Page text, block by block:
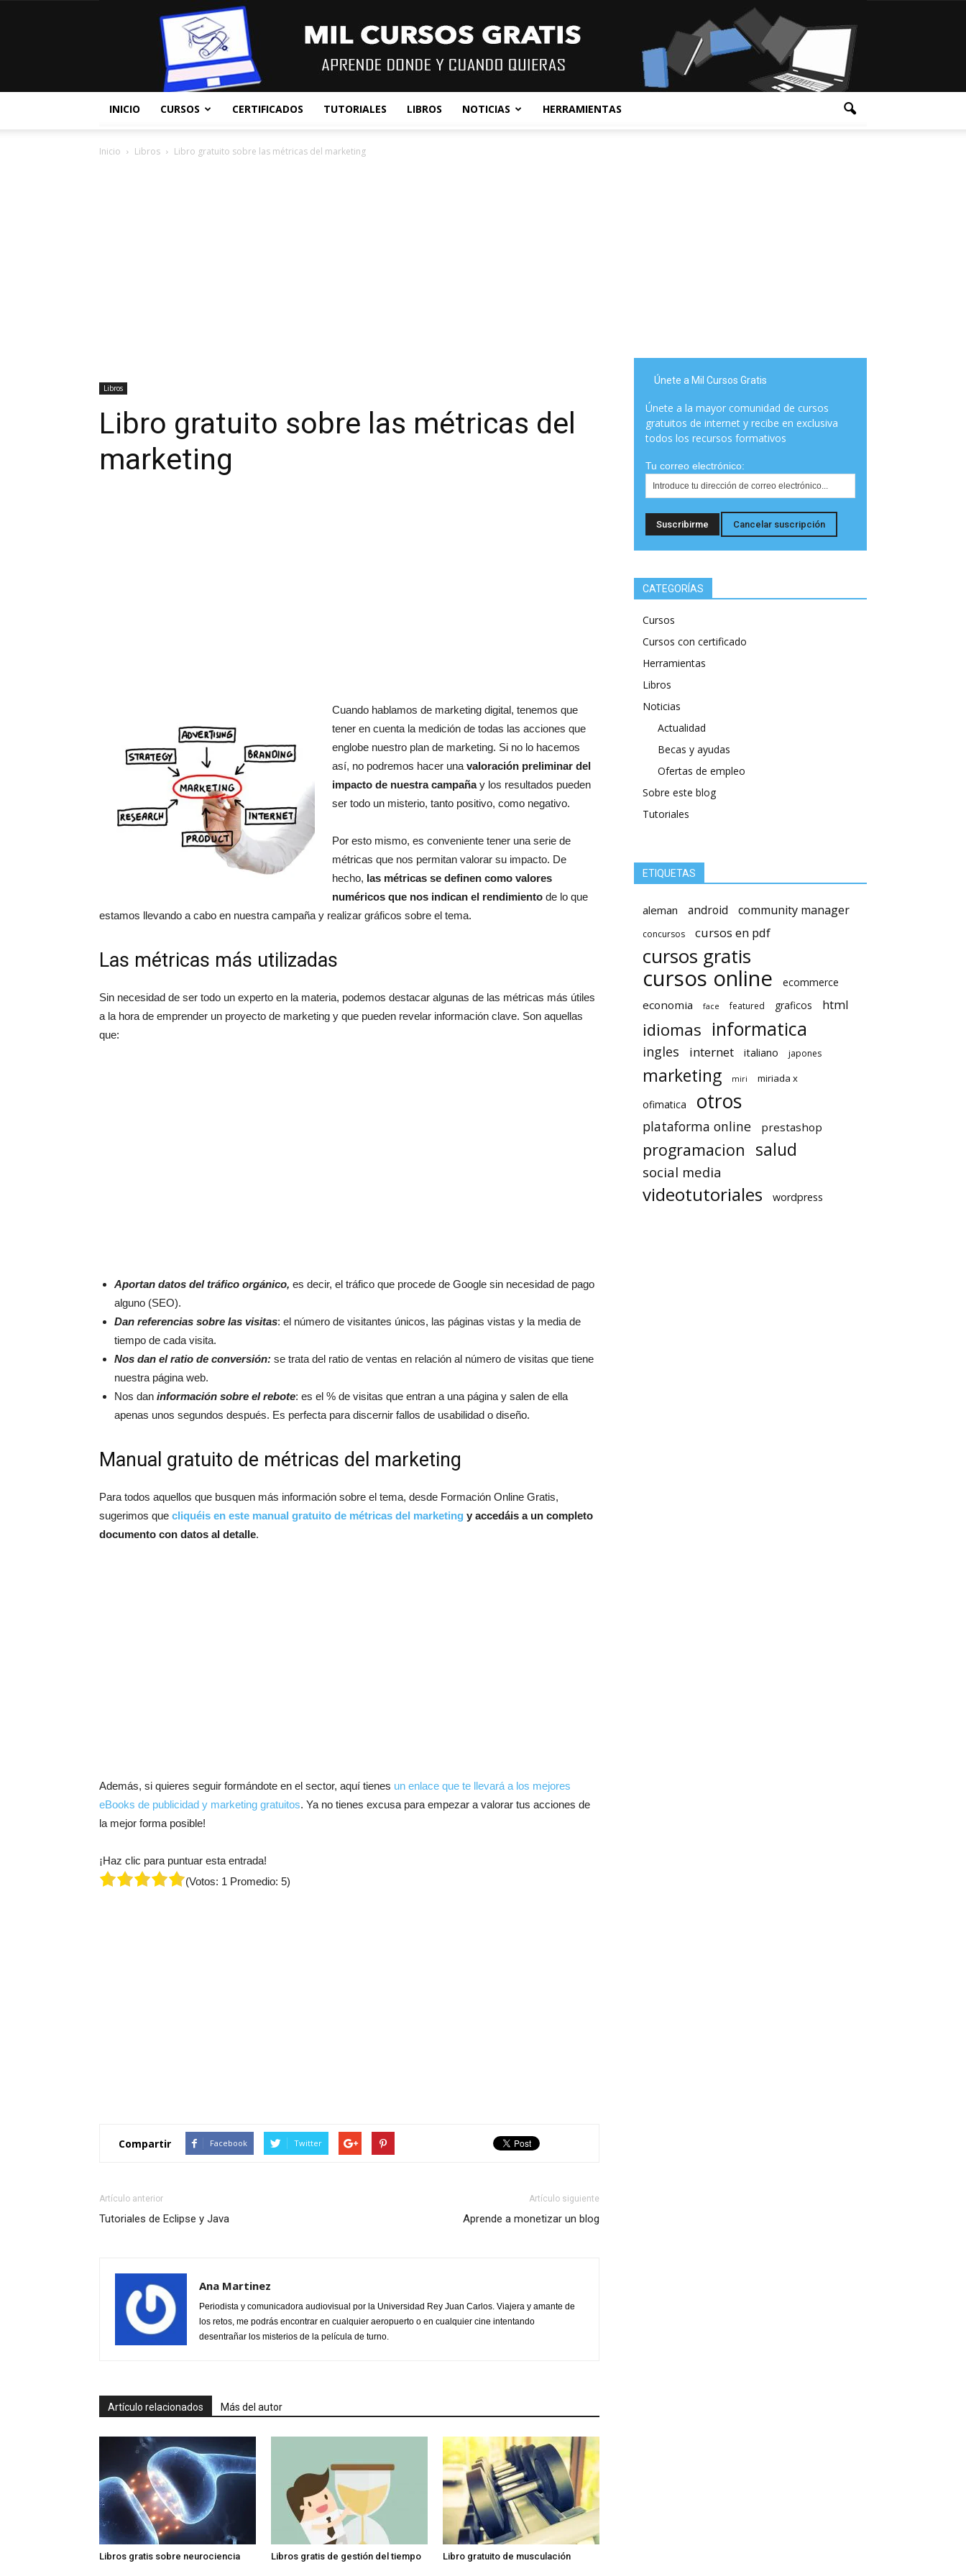
INICIO CURSOS CERTIFICADOS TUTORIALES LIBROS NOTICIAS HERRAMIENTAS
Inicio Libros Libro gratuito sobre las métricas del marketing
Libros
Libro gratuito sobre las métricas del
marketing
Cuando hablamos de marketing digital, tenemos que
tener en cuenta la medición de todas las acciones que
englobe nuestro plan de marketing. Si no lo hacemos
así, no podremos hacer una valoración preliminar del
impacto de nuestra campañay los resultados pueden
ser todo un misterio, tanto positivo, como negativo.
Por esto mismo, es conveniente tener una serie de
métricas que nos permitan valorar su impacto. De
hecho, las métricas se definen como valores
numéricos que nos indican el rendimiento de lo que
estamos llevando a cabo en nuestra campaña y realizar gráficos sobre el tema.
Las métricas más utilizadas
Sin necesidad de ser todo un experto en la materia, podemos destacar algunas de las métricas más útiles
a la hora de emprender un proyecto de marketing y que pueden revelar información clave. Son aquellas
que:
Aportan datos del tráfico orgánico, es decir, el tráfico que procede de Google sin necesidad de pago
alguno (SEO).
Dan referencias sobre las visitas: el número de visitantes únicos, las páginas vistas y la media de
tiempo de cada visita.
Nos dan el ratio de conversión: se trata del ratio de ventas en relación al número de visitas que tiene
nuestra página web.
Nos dan información sobre el rebote: es el % de visitas que entran a una página y salen de ella
apenas unos segundos después. Es perfecta para discernir fallos de usabilidad o diseño.
Manual gratuito de métricas del marketing
Para todos aquellos que busquen más información sobre el tema, desde Formación Online Gratis,
sugerimos que cliquéis en este manual gratuito de métricas del marketing y accedáis a un completo
documento con datos al detalle.
Además, si quieres seguir formándote en el sector, aquí tienes un enlace que te llevará a los mejores
eBooks de publicidad y marketing gratuitos. Ya no tienes excusa para empezar a valorar tus acciones de
la mejor forma posible!
¡Haz clic para puntuar esta entrada!
(Votos: 1 Promedio: 5)
Compartir Facebook Twitter
Artículo anterior
Tutoriales de Eclipse y Java
Artículo siguiente
Aprende a monetizar un blog
Ana Martinez
Periodista y comunicadora audiovisual por la Universidad Rey Juan Carlos. Viajera y amante de
los retos, me podrás encontrar en cualquier aeropuerto o en cualquier cine intentando
desentrañar los misterios de la película de turno.
Artículo relacionados Más del autor
Libros gratis sobre neurociencia Libros gratis de gestión del tiempo Libro gratuito de musculación
Únete a Mil Cursos Gratis
Únete a la mayor comunidad de cursos
gratuitos de internet y recibe en exclusiva
todos los recursos formativos
Tu correo electrónico:
CATEGORÍAS
Cursos
Cursos con certificado
Herramientas
Libros
Noticias
Actualidad
Becas y ayudas
Ofertas de empleo
Sobre este blog
Tutoriales
ETIQUETAS
aleman android community manager
concursos cursos en pdf
cursos gratis
cursos online ecommerce
economia face featured graficos html
idiomas informatica
ingles internet italiano japones
marketing miri miriada x
ofimatica otros
plataforma online prestashop
programacion salud
social media
videotutoriales wordpress